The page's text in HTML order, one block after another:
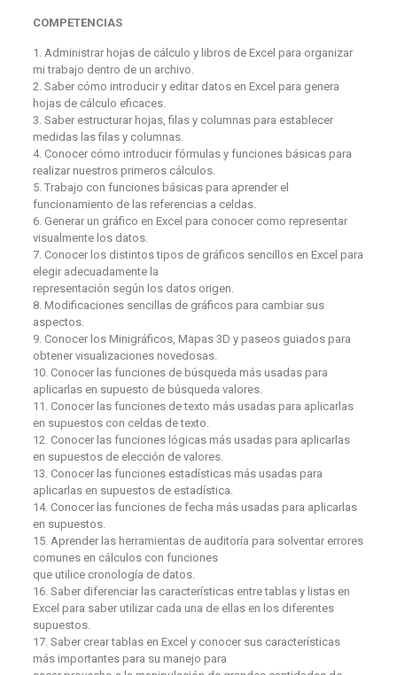
COMPETENCIAS
1. Administrar hojas de cálculo y libros de Excel para organizar
mi trabajo dentro de un archivo.
2. Saber cómo introducir y editar datos en Excel para genera
hojas de cálculo eficaces.
3. Saber estructurar hojas, filas y columnas para establecer
medidas las filas y columnas.
4. Conocer cómo introducir fórmulas y funciones básicas para
realizar nuestros primeros cálculos.
5. Trabajo con funciones básicas para aprender el
funcionamiento de las referencias a celdas.
6. Generar un gráfico en Excel para conocer como representar
visualmente los datos.
7. Conocer los distintos tipos de gráficos sencillos en Excel para
elegir adecuadamente la
representación según los datos origen.
8. Modificaciones sencillas de gráficos para cambiar sus
aspectos.
9. Conocer los Minigráficos, Mapas 3D y paseos guiados para
obtener visualizaciones novedosas.
10. Conocer las funciones de búsqueda más usadas para
aplicarlas en supuesto de búsqueda valores.
11. Conocer las funciones de texto más usadas para aplicarlas
en supuestos con celdas de texto.
12. Conocer las funciones lógicas más usadas para aplicarlas
en supuestos de elección de valores.
13. Conocer las funciones estadísticas más usadas para
aplicarlas en supuestos de estadística.
14. Conocer las funciones de fecha más usadas para aplicarlas
en supuestos.
15. Aprender las herramientas de auditoría para solventar errores
comunes en cálculos con funciones
que utilice cronología de datos.
16. Saber diferenciar las características entre tablas y listas en
Excel para saber utilizar cada una de ellas en los diferentes
supuestos.
17. Saber crear tablas en Excel y conocer sus características
más importantes para su manejo para